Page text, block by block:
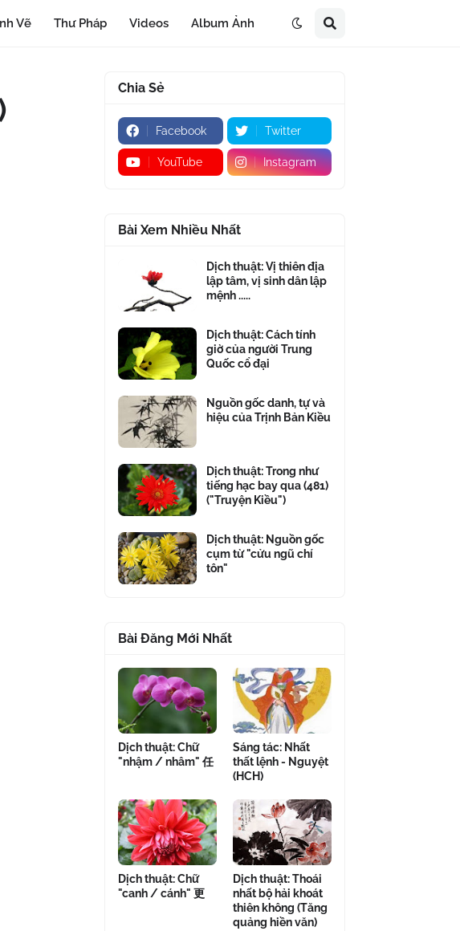
Vẽ Thư Pháp Videos Album Ảnh
Chia Sẻ
Facebook Twitter
YouTube Instagram
Bài Xem Nhiều Nhất
Dịch thuật: Vị thiên địa
lập tâm, vị sinh dân lập
mệnh .....
Dịch thuật: Cách tính
giờ của người Trung
Quốc cổ đại
Nguồn gốc danh, tự và
hiệu của Trịnh Bản Kiều
Dịch thuật: Trong như
tiếng hạc bay qua (481)
("Truyện Kiều")
Dịch thuật: Nguồn gốc
cụm từ "cửu ngũ chí
tôn"
Bài Đăng Mới Nhất
Dịch thuật: Chữ
"nhậm / nhâm" 任
Sáng tác: Nhất
thất lệnh - Nguyệt
(HCH)
Dịch thuật: Chữ
"canh / cánh" 更
Dịch thuật: Thoái
nhất bộ hải khoát
thiên không (Tăng
quảng hiền văn)